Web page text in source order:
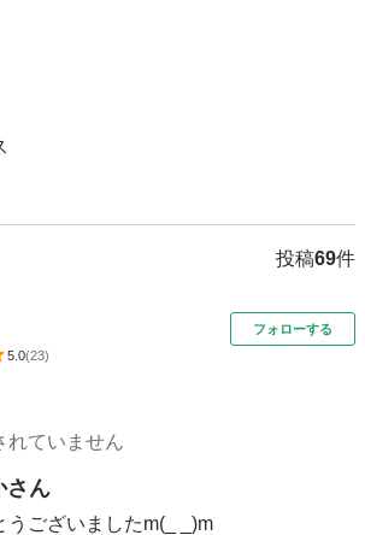
投稿69件
5.0(23)
フォローする
れていません
さん
うございましたm(_ _)m